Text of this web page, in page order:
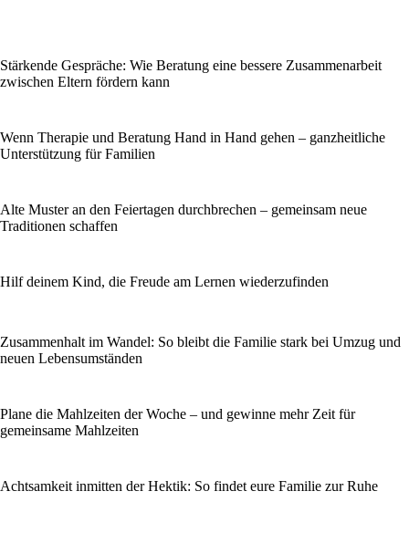
Stärkende Gespräche: Wie Beratung eine bessere Zusammenarbeit
zwischen Eltern fördern kann
Wenn Therapie und Beratung Hand in Hand gehen – ganzheitliche
Unterstützung für Familien
Alte Muster an den Feiertagen durchbrechen – gemeinsam neue
Traditionen schaffen
Hilf deinem Kind, die Freude am Lernen wiederzufinden
Zusammenhalt im Wandel: So bleibt die Familie stark bei Umzug und
neuen Lebensumständen
Plane die Mahlzeiten der Woche – und gewinne mehr Zeit für
gemeinsame Mahlzeiten
Achtsamkeit inmitten der Hektik: So findet eure Familie zur Ruhe